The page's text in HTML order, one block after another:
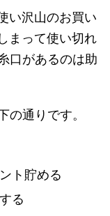
い沢山のお買い
まって使い切れ
口があるのは助
の通りです。
ト貯める
る